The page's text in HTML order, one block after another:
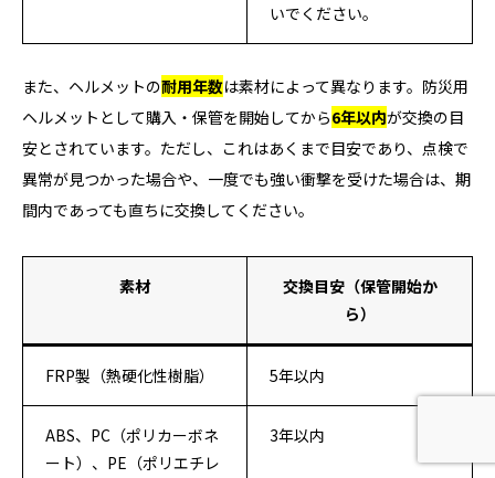
いでください。
また、ヘルメットの耐用年数は素材によって異なります。防災用
ヘルメットとして購入・保管を開始してから6年以内が交換の目
安とされています。ただし、これはあくまで目安であり、点検で
異常が見つかった場合や、一度でも強い衝撃を受けた場合は、期
間内であっても直ちに交換してください。
素材
交換目安（保管開始か
ら）
FRP製（熱硬化性樹脂） 5年以内
ABS、PC（ポリカーボネ
ート）、PE（ポリエチレ
3年以内